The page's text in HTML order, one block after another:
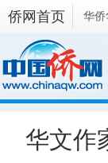
侨网首页 华侨
华文作